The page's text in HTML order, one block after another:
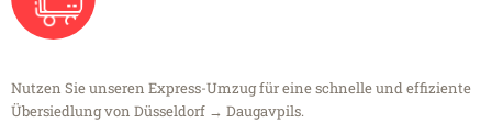
Nutzen Sie unseren Express-Umzug für eine schnelle und effiziente
Übersiedlung von Düsseldorf → Daugavpils.